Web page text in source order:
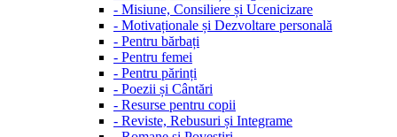
- Misiune, Consiliere și Ucenicizare
- Motivaționale și Dezvoltare personală
- Pentru bărbați
- Pentru femei
- Pentru părinți
- Poezii și Cântări
- Resurse pentru copii
- Reviste, Rebusuri și Integrame